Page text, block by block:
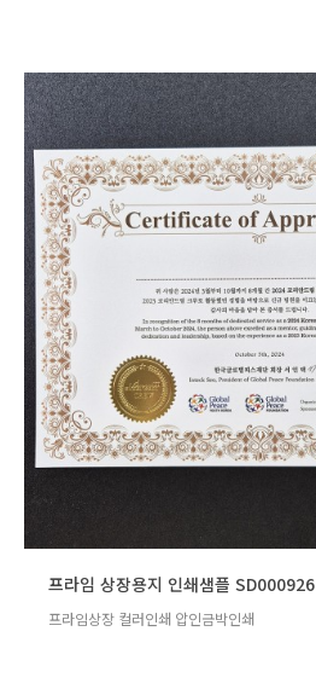
프라임 상장용지 인쇄샘플 SD000926
프라임상장 컬러인쇄 압인금박인쇄